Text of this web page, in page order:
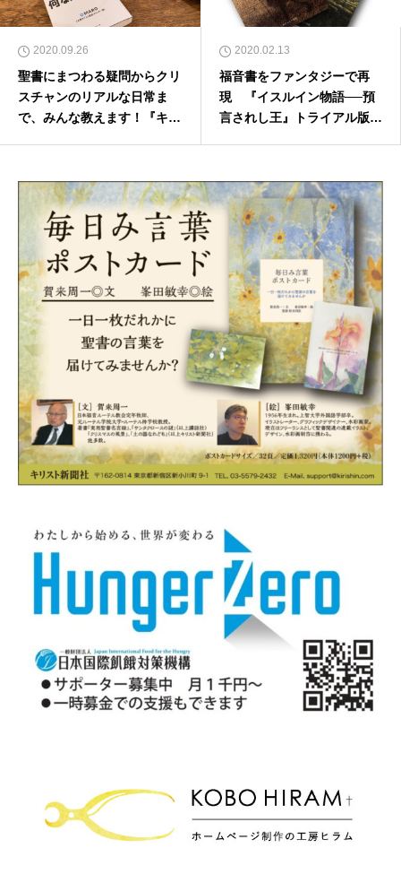
2020.09.26
聖書にまつわる疑問からクリ
スチャンのリアルな日常ま
で、みんな教えます！『キリ
2020.02.13
福音書をファンタジーで再
現 『イスルイン物語──預
言されし王』トライアル版発